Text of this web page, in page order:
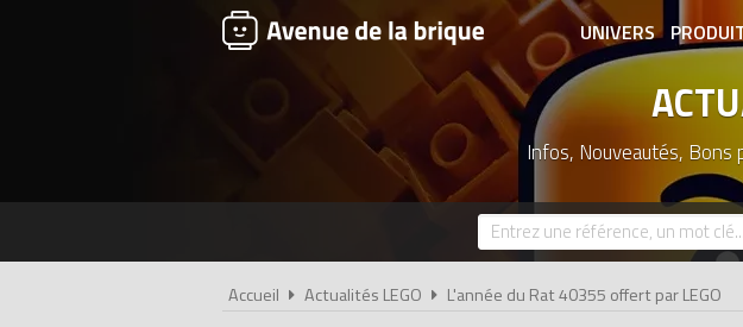
UNIVERS
Infos, Nouveautés, Bons
Accueil Actualités LEGO L'année du Rat 40355 offert par LEGO